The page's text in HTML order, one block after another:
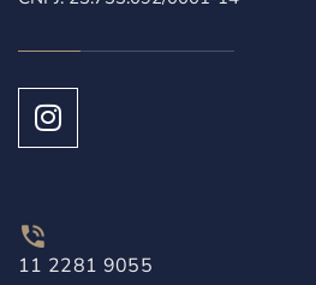
11 2281 9055